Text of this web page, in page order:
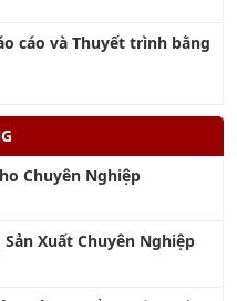
cáo và Thuyết trình bằng
Chuyên Nghiệp
Xuất Chuyên Nghiệp